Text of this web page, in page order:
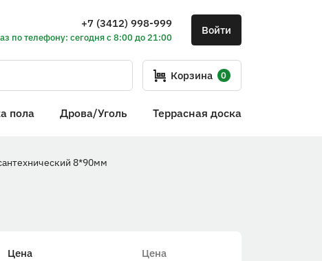
+7 (3412) 998-999
по телефону: сегодня с 8:00 до 21:00
Войти
Корзина 0
пола Дрова/Уголь Террасная доска
8*90мм
Цена
Цена